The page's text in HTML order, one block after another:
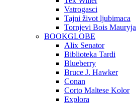
Vatrogasci
Tajni život ljubimaca
Tornjevi Bois Mauryja
BOOKGLOBE
Alix Senator
Biblioteka Tardi
Blueberry
Bruce J. Hawker
Conan
Corto Maltese Kolor
Explora